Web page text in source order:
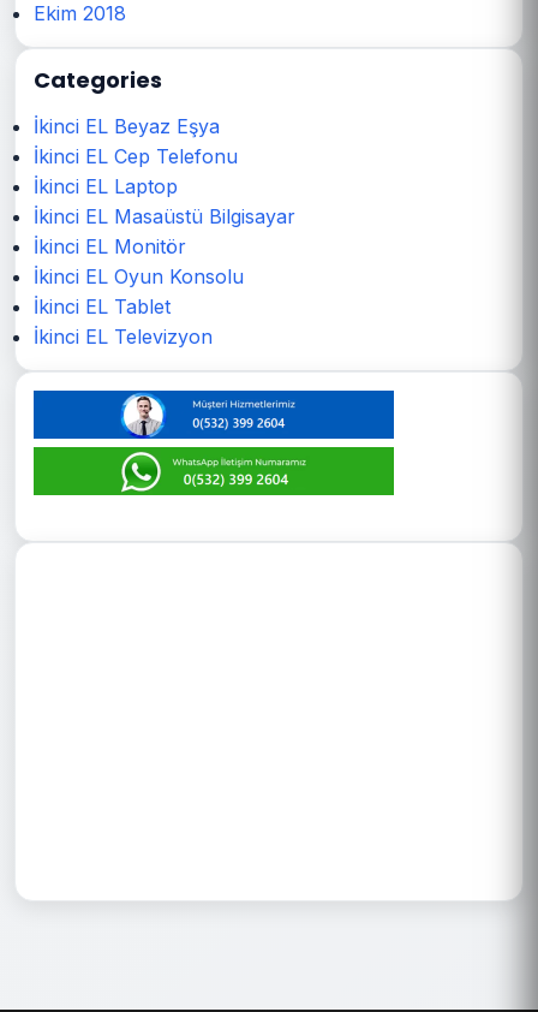
Ekim 2018
Categories
İkinci EL Beyaz Eşya
İkinci EL Cep Telefonu
İkinci EL Laptop
İkinci EL Masaüstü Bilgisayar
İkinci EL Monitör
İkinci EL Oyun Konsolu
İkinci EL Tablet
İkinci EL Televizyon